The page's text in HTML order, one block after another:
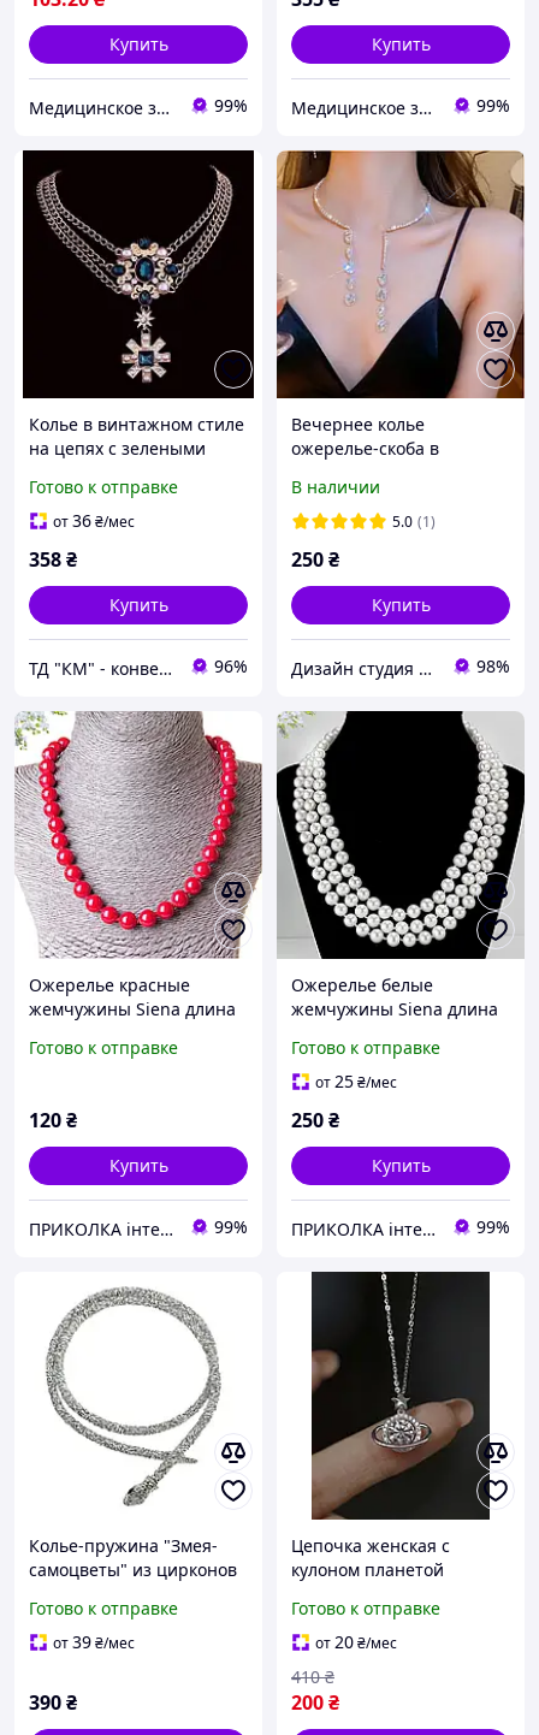
Купить
Медицинское золото Xuping и Бижутерия оптом 99%
Купить
Медицинское золото Xuping и Бижутерия оптом 99%
Колье в винтажном стиле
на цепях с зелеными
Готово к отправке
от36₴/мес
358₴
Купить
ТД "КМ" - конверты почтовые и бандерольные | аксессуары, бижутерия, техника 96%
Вечернее колье
ожерелье-скоба в
В наличии
5.0 (1)
250₴
Купить
Дизайн студия " Art - Лавка". Славутич. 98%
Ожерелье красные
жемчужины Siena длина
Fashion Jewelry
Готово к отправке
120₴
Купить
ПРИКОЛКА інтернет-магазин 99%
Ожерелье белые
жемчужины Siena длина
Fashion Jewelry
Готово к отправке
от25₴/мес
250₴
Купить
ПРИКОЛКА інтернет-магазин 99%
Колье-пружина "Змея-
самоцветы" из цирконов
Готово к отправке
от39₴/мес
390₴
Цепочка женская с
кулоном планетой
Серебристая
Готово к отправке
от20₴/мес
200₴
410 ₴